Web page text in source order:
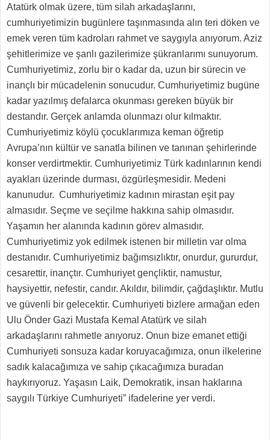
Atatürk olmak üzere, tüm silah arkadaşlarını,
cumhuriyetimizin bugünlere taşınmasında alın teri döken ve
emek veren tüm kadroları rahmet ve saygıyla anıyorum. Aziz
şehitlerimize ve şanlı gazilerimize şükranlarımı sunuyorum.
Cumhuriyetimiz, zorlu bir o kadar da, uzun bir sürecin ve
inançlı bir mücadelenin sonucudur. Cumhuriyetimiz bugüne
kadar yazılmış defalarca okunması gereken büyük bir
destandır. Gerçek anlamda olunmazı olur kılmaktır.
Cumhuriyetimiz köylü çocuklarımıza keman öğretip
Avrupa’nın kültür ve sanatla bilinen ve tanınan şehirlerinde
konser verdirtmektir. Cumhuriyetimiz Türk kadınlarının kendi
ayakları üzerinde durması, özgürleşmesidir. Medeni
kanunudur. Cumhuriyetimiz kadının mirastan eşit pay
almasıdır. Seçme ve seçilme hakkına sahip olmasıdır.
Yaşamın her alanında kadının görev almasıdır.
Cumhuriyetimiz yok edilmek istenen bir milletin var olma
destanıdır. Cumhuriyetimiz bağımsızlıktır, onurdur, gururdur,
cesarettir, inançtır. Cumhuriyet gençliktir, namustur,
haysiyettir, nefestir, candır. Akıldır, bilimdir, çağdaşlıktır. Mutlu
ve güvenli bir gelecektir. Cumhuriyeti bizlere armağan eden
Ulu Önder Gazi Mustafa Kemal Atatürk ve silah
arkadaşlarını rahmetle anıyoruz. Onun bize emanet ettiği
Cumhuriyeti sonsuza kadar koruyacağımıza, onun ilkelerine
sadık kalacağımıza ve sahip çıkacağımıza buradan
haykırıyoruz. Yaşasın Laik, Demokratik, insan haklarına
saygılı Türkiye Cumhuriyeti” ifadelerine yer verdi.